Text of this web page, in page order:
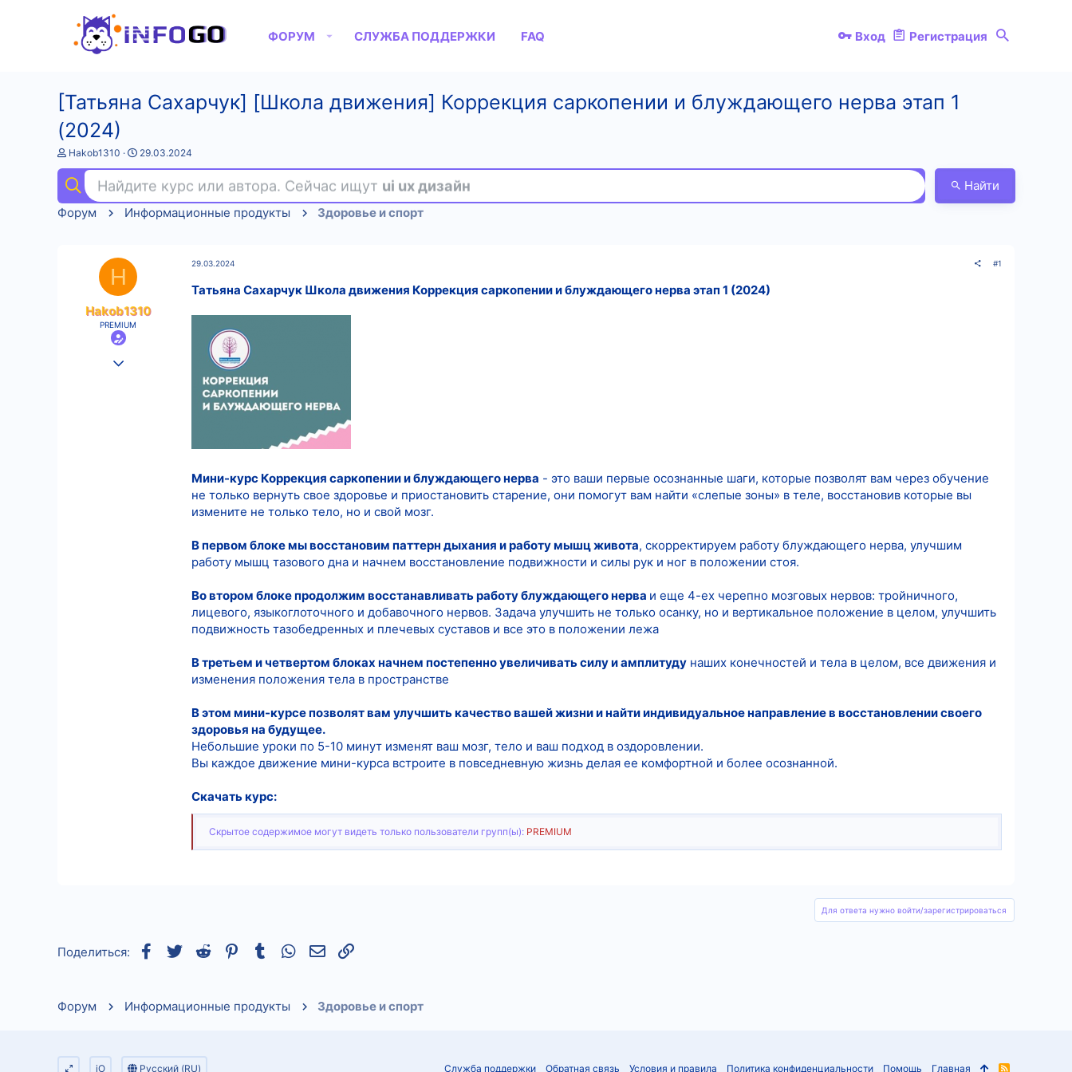
ФОРУМ СЛУЖБА ПОДДЕРЖКИ FAQ Вход Регистрация
[Татьяна Сахарчук] [Школа движения] Коррекция саркопении и блуждающего нерва этап 1
(2024)
А
т
о
р
т
Hakob1310
Д
а
н
а
29.03.2024
Найдите курс или автора. Сейчас ищут ui ux дизайн
Найти
Форум
Информационные продукты Здоровье и спорт
H
Hakob1310
PREMIUM
29.03.2024 #1
Татьяна Сахарчук Школа движения Коррекция саркопении и блуждающего нерва этап 1 (2024)
Мини-курс Коррекция саркопении и блуждающего нерва - это ваши первые осознанные шаги, которые позволят вам через обучение
не только вернуть свое здоровье и приостановить старение, они помогут вам найти «слепые зоны» в теле, восстановив которые вы
измените не только тело, но и свой мозг.
В первом блоке мы восстановим паттерн дыхания и работу мышц живота, скорректируем работу блуждающего нерва, улучшим
работу мышц тазового дна и начнем восстановление подвижности и силы рук и ног в положении стоя.
Во втором блоке продолжим восстанавливать работу блуждающего нерва и еще 4-ех черепно мозговых нервов: тройничного,
лицевого, языкоглоточного и добавочного нервов. Задача улучшить не только осанку, но и вертикальное положение в целом, улучшить
подвижность тазобедренных и плечевых суставов и все это в положении лежа
В третьем и четвертом блоках начнем постепенно увеличивать силу и амплитуду наших конечностей и тела в целом, все движения и
изменения положения тела в пространстве
В этом мини-курсе позволят вам улучшить качество вашей жизни и найти индивидуальное направление в восстановлении своего
здоровья на будущее.
Небольшие уроки по 5-10 минут изменят ваш мозг, тело и ваш подход в оздоровлении.
Вы каждое движение мини-курса встроите в повседневную жизнь делая ее комфортной и более осознанной.
Скачать курс:
Скрытое содержимое могут видеть только пользователи групп(ы): PREMIUM
Для ответа нужно войти/зарегистрироваться
Поделиться: Facebook
TwitterReddit Pinterest
TumblrWhatsAppЭлектронная почта
Ссылка
Форум Информационные продукты Здоровье и спорт
iO Русский (RU) Служба поддержки Обратная связь Условия и правила Политика конфиденциальности Помощь Главная R